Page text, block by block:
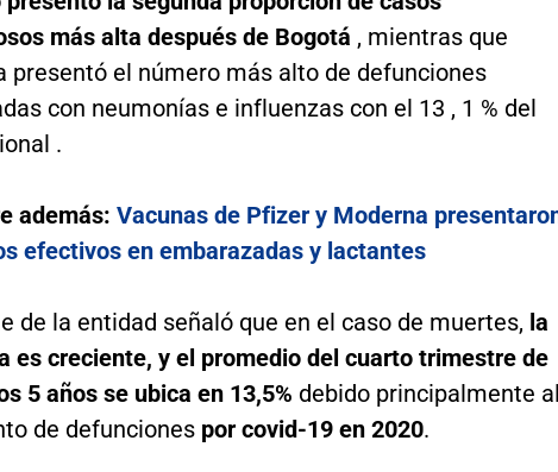
más alta después de Bogotá , mientras que
presentó el número más alto de defunciones
con neumonías e influenzas con el 13 , 1 % del
.
además: Vacunas de Pfizer y Moderna
efectivos en embarazadas y lactantes
de la entidad señaló que en el caso de muertes, la
es creciente, y el promedio del cuarto trimestre de
5 años se ubica en 13,5% debido principalmente al
de defunciones por covid-19 en 2020.